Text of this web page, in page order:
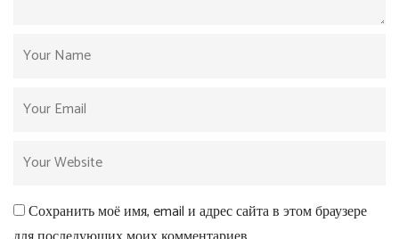
Сохранить моё имя, email и адрес сайта в этом браузере